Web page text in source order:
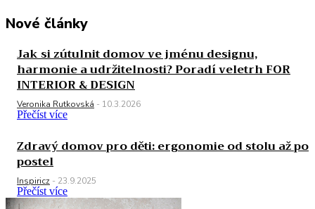
Nové články
Jak si zútulnit domov ve jménu designu,
harmonie a udržitelnosti? Poradí veletrh FOR
INTERIOR & DESIGN
Veronika Rutkovská - 10.3.2026
Přečíst více
Zdravý domov pro děti: ergonomie od stolu až po
postel
Inspiricz - 23.9.2025
Přečíst více